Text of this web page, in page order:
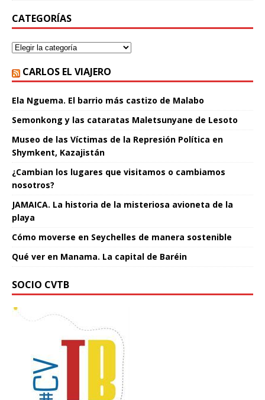
CATEGORÍAS
CARLOS EL VIAJERO
Ela Nguema. El barrio más castizo de Malabo
Semonkong y las cataratas Maletsunyane de Lesoto
Museo de las Víctimas de la Represión Política en
Shymkent, Kazajistán
¿Cambian los lugares que visitamos o cambiamos
nosotros?
JAMAICA. La historia de la misteriosa avioneta de la
playa
Cómo moverse en Seychelles de manera sostenible
Qué ver en Manama. La capital de Baréin
SOCIO CVTB